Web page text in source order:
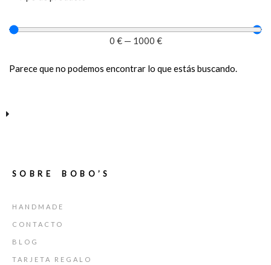
0 €— 1000 €
Parece que no podemos encontrar lo que estás buscando.
SOBRE BOBO’S
HANDMADE
CONTACTO
BLOG
TARJETA REGALO